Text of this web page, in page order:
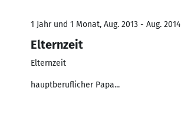
1 Jahr und 1 Monat, Aug. 2013 - Aug. 2014
Elternzeit
Elternzeit
hauptberuflicher Papa...